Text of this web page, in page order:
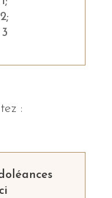
: